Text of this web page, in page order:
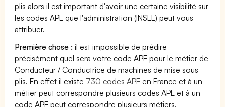
plis alors il est important d'avoir une certaine visibilité sur
les codes APE que l'administration (INSEE) peut vous
attribuer.
Première chose : il est impossible de prédire
précisément quel sera votre code APE pour le métier de
Conducteur / Conductrice de machines de mise sous
plis. En effet il existe 730 codes APE en France et à un
métier peut correspondre plusieurs codes APE et à un
code APE peut correspondre plusieurs métiers.